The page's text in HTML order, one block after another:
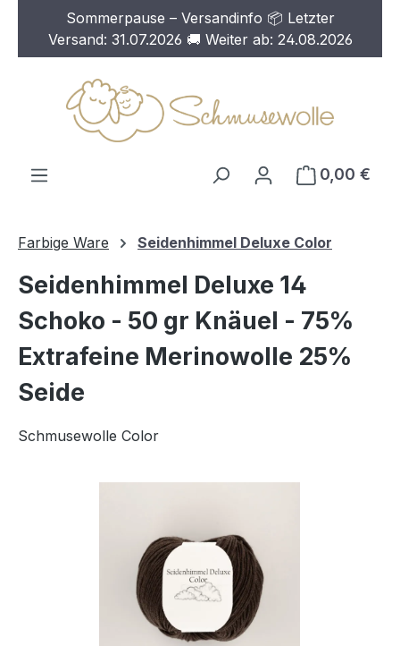
Zum Hauptinhalt springen
Sommerpause – Versandinfo 📦 Letzter
Versand: 31.07.2026 🚚 Weiter ab: 24.08.2026
0,00 €
Farbige Ware Seidenhimmel Deluxe Color
Seidenhimmel Deluxe 14
Schoko - 50 gr Knäuel - 75%
Extrafeine Merinowolle 25%
Seide
Schmusewolle Color